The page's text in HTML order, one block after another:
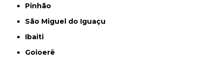
Pinhão
São Miguel do Iguaçu
Ibaiti
Goioerê